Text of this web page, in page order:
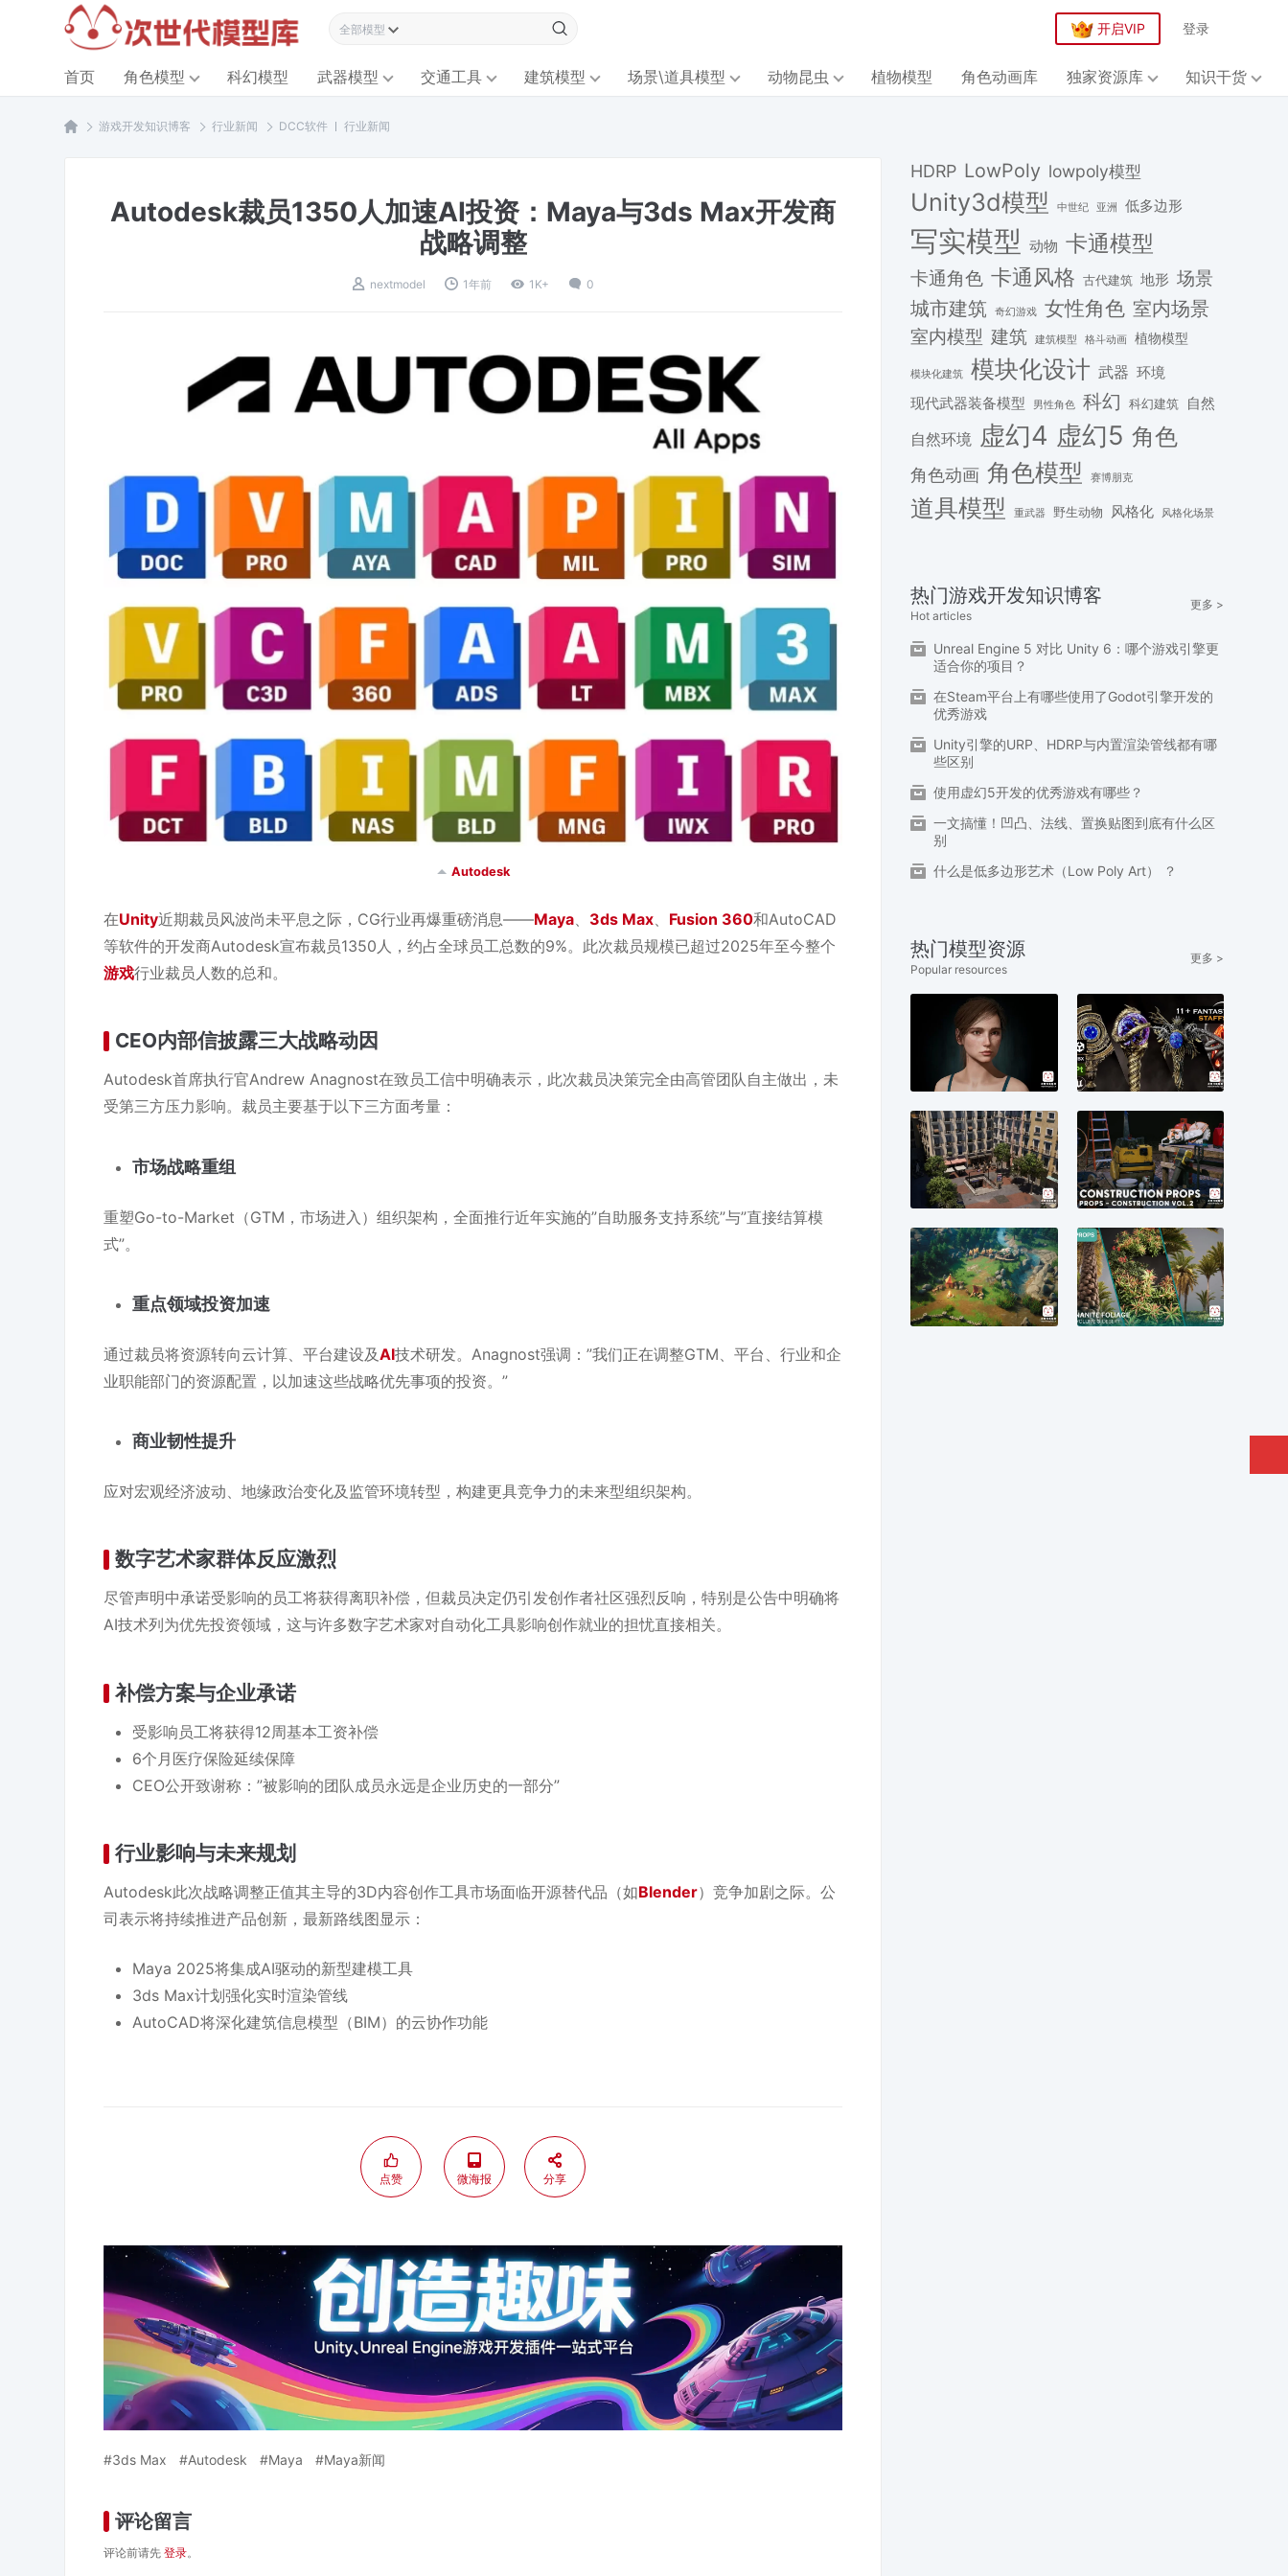
全部模型资源 开启VIP 登录
首页 角色模型 科幻模型 武器模型 交通工具 建筑模型 场景\道具模型 动物昆虫 植物模型 角色动画库 独家资源库 知识干货
游戏开发知识博客 行业新闻 DCC软件 行业新闻
Autodesk裁员1350人加速AI投资：Maya与3ds Max开发商
战略调整
nextmodel 1年前 1K+ 0
Autodesk
在Unity近期裁员风波尚未平息之际，CG行业再爆重磅消息——Maya、 3ds Max、 Fusion 360和AutoCAD
等软件的开发商Autodesk宣布裁员1350人，约占全球员工总数的9%。此次裁员规模已超过2025年至今整个
游戏行业裁员人数的总和。
CEO内部信披露三大战略动因
Autodesk首席执行官Andrew Anagnost在致员工信中明确表示，此次裁员决策完全由高管团队自主做出，未
受第三方压力影响。裁员主要基于以下三方面考量：
市场战略重组
重塑Go-to-Market（GTM，市场进入）组织架构，全面推行近年实施的”自助服务支持系统”与”直接结算模
式”。
重点领域投资加速
通过裁员将资源转向云计算、平台建设及AI技术研发。Anagnost强调：”我们正在调整GTM、平台、行业和企
业职能部门的资源配置，以加速这些战略优先事项的投资。”
商业韧性提升
应对宏观经济波动、地缘政治变化及监管环境转型，构建更具竞争力的未来型组织架构。
数字艺术家群体反应激烈
尽管声明中承诺受影响的员工将获得离职补偿，但裁员决定仍引发创作者社区强烈反响，特别是公告中明确将
AI技术列为优先投资领域，这与许多数字艺术家对自动化工具影响创作就业的担忧直接相关。
补偿方案与企业承诺
受影响员工将获得12周基本工资补偿
6个月医疗保险延续保障
CEO公开致谢称：”被影响的团队成员永远是企业历史的一部分”
行业影响与未来规划
Autodesk此次战略调整正值其主导的3D内容创作工具市场面临开源替代品（如Blender）竞争加剧之际。公
司表示将持续推进产品创新，最新路线图显示：
Maya 2025将集成AI驱动的新型建模工具
3ds Max计划强化实时渲染管线
AutoCAD将深化建筑信息模型（BIM）的云协作功能
点赞 微海报 分享
3ds Max Autodesk Maya Maya新闻
评论留言
评论前请先登录。
HDRP LowPoly lowpoly模型
Unity3d模型 中世纪 亚洲 低多边形
写实模型 动物 卡通模型
卡通角色 卡通风格 古代建筑 地形 场景
城市建筑
奇幻游戏 女性角色 室内场景
室内模型 建筑 建筑模型 格斗动画 植物模型
模块化建筑 模块化设计 武器 环境
现代武器装备模型
男性角色 科幻 科幻建筑 自然
自然环境 虚幻4 虚幻5 角色
角色动画 角色模型 赛博朋克
道具模型 重武器 野生动物 风格化 风格化场景
热门游戏开发知识博客
Hot articles
更多 >
Unreal Engine 5 对比 Unity 6：哪个游戏引擎更
适合你的项目？
在Steam平台上有哪些使用了Godot引擎开发的
优秀游戏
Unity引擎的URP、HDRP与内置渲染管线都有哪
些区别
使用虚幻5开发的优秀游戏有哪些？
一文搞懂！凹凸、法线、置换贴图到底有什么区
别
什么是低多边形艺术（Low Poly Art） ？
热门模型资源
Popular resources
更多 >